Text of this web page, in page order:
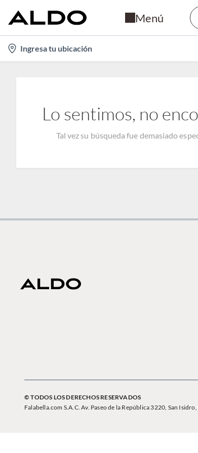
Menú
location-
icon
Ingresa tu ubicación
Lo sentimos, no
Tal vez su búsqueda fue demasiado
© TODOS LOS DERECHOS RESERVADOS
Falabella.com S.A.C. Av. Paseo de la República 3220, San Isidro,